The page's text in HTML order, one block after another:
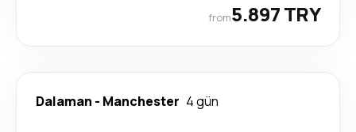
from5.897 TRY
Dalaman - Manchester 4 gün